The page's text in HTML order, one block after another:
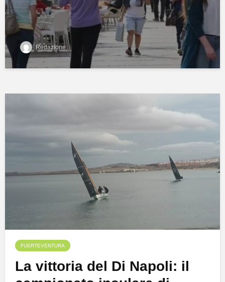
Redazione
FUERTEVENTURA
La vittoria del Di Napoli: il